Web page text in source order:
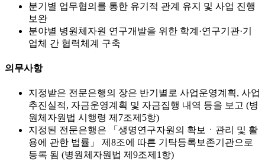
분기별 업무협의를 통한 유기적 관계 유지 및 사업 진행
보완
분야별 병원체자원 연구개발을 위한 학계·연구기관·기
업체 간 협력체계 구축
의무사항
지정받은 전문은행의 장은 반기별로 사업운영계획, 사업
추진실적, 자금운영계획 및 자금집행 내역 등을 보고 (병
원체자원법 시행령 제7조제5항)
지정된 전문은행은 「생명연구자원의 확보ㆍ관리 및 활
용에 관한 법률」 제8조에 따른 기탁등록보존기관으로
등록 됨 (병원체자원법 제9조제1항)